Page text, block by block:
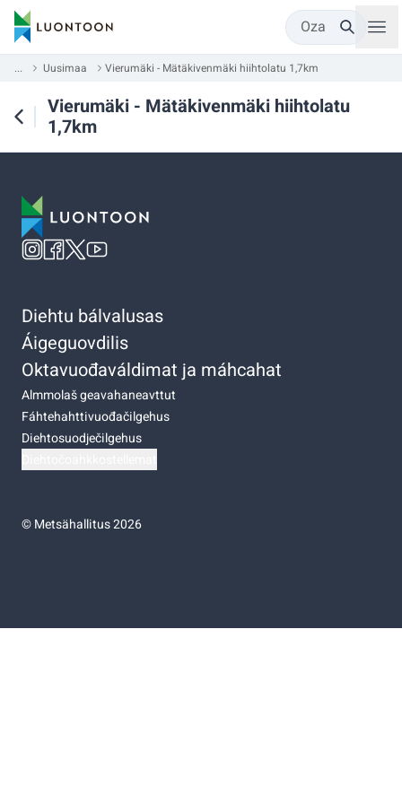
Oza
... Uusimaa Vierumäki - Mätäkivenmäki hiihtolatu 1,7km
Vierumäki - Mätäkivenmäki hiihtolatu
1,7km
Diehtu bálvalusas
Áigeguovdilis
Oktavuođaváldimat ja máhcahat
Almmolaš geavahaneavttut
Fáhtehahttivuođačilgehus
Diehtosuodječilgehus
©Metsähallitus 2026